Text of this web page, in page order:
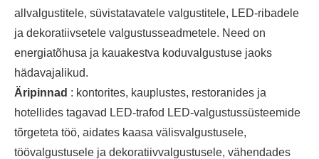
allvalgustitele, süvistatavatele valgustitele, LED-ribadele
ja dekoratiivsetele valgustusseadmetele. Need on
energiatõhusa ja kauakestva koduvalgustuse jaoks
hädavajalikud.
Äripinnad : kontorites, kauplustes, restoranides ja
hotellides tagavad LED-trafod LED-valgustussüsteemide
tõrgeteta töö, aidates kaasa välisvalgustusele,
töövalgustusele ja dekoratiivvalgustusele, vähendades